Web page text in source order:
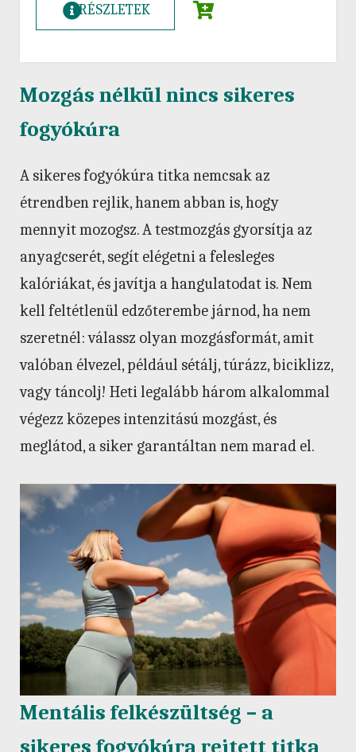
RÉSZLETEK
Mozgás nélkül nincs sikeres
fogyókúra
A sikeres fogyókúra titka nemcsak az
étrendben rejlik, hanem abban is, hogy
mennyit mozogsz. A testmozgás gyorsítja az
anyagcserét, segít elégetni a felesleges
kalóriákat, és javítja a hangulatodat is. Nem
kell feltétlenül edzőterembe járnod, ha nem
szeretnél: válassz olyan mozgásformát, amit
valóban élvezel, például sétálj, túrázz, biciklizz,
vagy táncolj! Heti legalább három alkalommal
végezz közepes intenzitású mozgást, és
meglátod, a siker garantáltan nem marad el.
Mentális felkészültség – a
sikeres fogyókúra rejtett titka